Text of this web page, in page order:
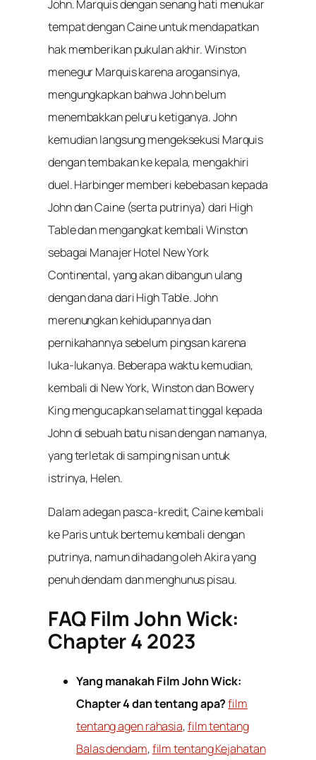
John. Marquis dengan senang hati menukar
tempat dengan Caine untuk mendapatkan
hak memberikan pukulan akhir. Winston
menegur Marquis karena arogansinya,
mengungkapkan bahwa John belum
menembakkan peluru ketiganya. John
kemudian langsung mengeksekusi Marquis
dengan tembakan ke kepala, mengakhiri
duel. Harbinger memberi kebebasan kepada
John dan Caine (serta putrinya) dari High
Table dan mengangkat kembali Winston
sebagai Manajer Hotel New York
Continental, yang akan dibangun ulang
dengan dana dari High Table. John
merenungkan kehidupannya dan
pernikahannya sebelum pingsan karena
luka-lukanya. Beberapa waktu kemudian,
kembali di New York, Winston dan Bowery
King mengucapkan selamat tinggal kepada
John di sebuah batu nisan dengan namanya,
yang terletak di samping nisan untuk
istrinya, Helen.
Dalam adegan pasca-kredit, Caine kembali
ke Paris untuk bertemu kembali dengan
putrinya, namun dihadang oleh Akira yang
penuh dendam dan menghunus pisau.
FAQ Film John Wick:
Chapter 4 2023
Yang manakah Film John Wick:
Chapter 4 dan tentang apa?film
tentang agen rahasia,film tentang
Balas dendam,film tentang Kejahatan